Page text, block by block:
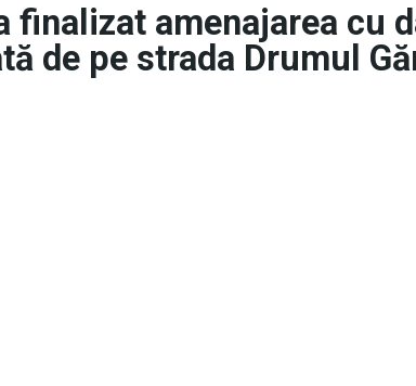
finalizat amenajarea cu
de pe strada Drumul